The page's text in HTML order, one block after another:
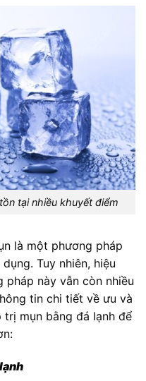
tại nhiều khuyết điểm
là một phương pháp
Tuy nhiên, hiệu
pháp này vẫn còn nhiều
tin chi tiết về ưu và
mụn bằng đá lạnh để